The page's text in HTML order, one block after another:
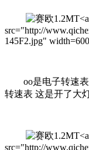
src="http://
145F2.jpg"
oo是电子转速表
转速表 这是开了大
src="http://